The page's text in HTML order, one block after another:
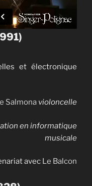
et électronique
Salmona violoncelle
en informatique
musicale
avec Le Balcon